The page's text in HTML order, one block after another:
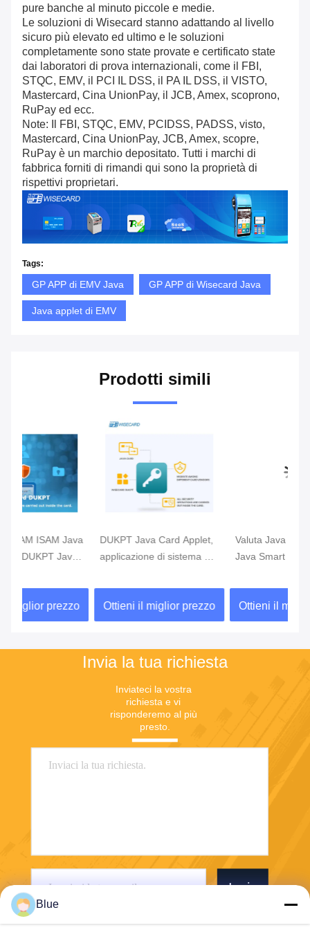
pure banche al minuto piccole e medie.
Le soluzioni di Wisecard stanno adattando al livello
sicuro più elevato ed ultimo e le soluzioni
completamente sono state provate e certificato state
dai laboratori di prova internazionali, come il FBI,
STQC, EMV, il PCI IL DSS, il PA IL DSS, il VISTO,
Mastercard, Cina UnionPay, il JCB, Amex, scoprono,
RuPay ed ecc.
Note: Il FBI, STQC, EMV, PCIDSS, PADSS, visto,
Mastercard, Cina UnionPay, JCB, Amex, scopre,
RuPay è un marchio depositato. Tutti i marchi di
fabbrica forniti di rimandi qui sono la proprietà di
rispettivi proprietari.
Tags:
GP APP di EMV Java GP APP di Wisecard Java
Java applet di EMV
Prodotti simili
DUKPT Java Card Applet,
applicazione di sistema di
Ottieni il miglior prezzo
Valuta Java Card Applet,
Java Smart Card Software
Ottieni il miglior prezzo
Invia la tua richiesta
Inviateci la vostra
richiesta e vi
risponderemo al più
presto.
Invia
Blue